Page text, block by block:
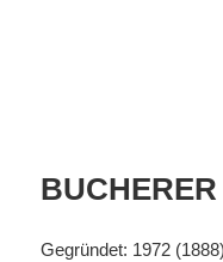
Gegründet: 1972 (1888)